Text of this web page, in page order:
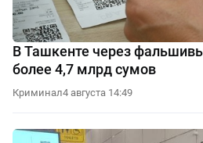
В Ташкенте через
более 4,7 млрд сумов
Криминал4 августа 14:49